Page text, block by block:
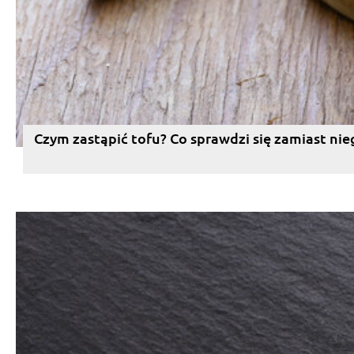
Czym zastąpić tofu? Co sprawdzi się zamiast